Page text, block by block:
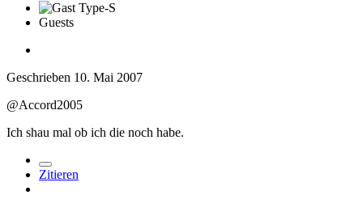
Guests
Geschrieben 10. Mai 2007
@Accord2005
Ich shau mal ob ich die noch habe.
Zitieren